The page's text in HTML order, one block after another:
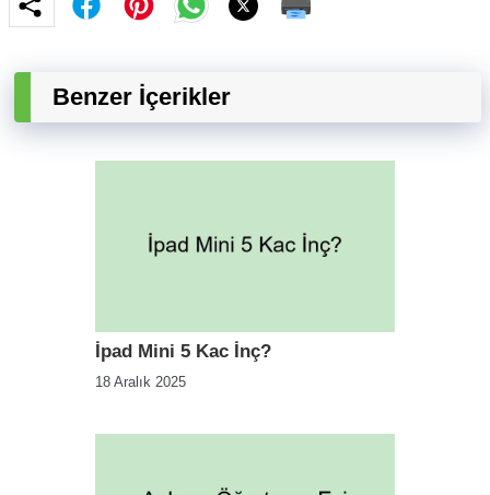
Benzer İçerikler
İpad Mini 5 Kac İnç?
18 Aralık 2025